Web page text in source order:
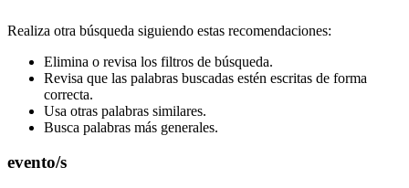
Realiza otra búsqueda siguiendo estas recomendaciones:
Elimina o revisa los filtros de búsqueda.
Revisa que las palabras buscadas estén escritas de forma
correcta.
Usa otras palabras similares.
Busca palabras más generales.
evento/s